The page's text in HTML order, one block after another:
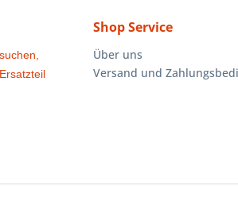
Shop Service
Über uns
Versand und